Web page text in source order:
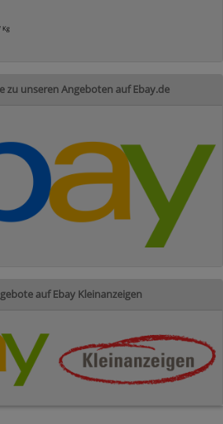
Kg
zu unseren Angeboten auf Ebay.de
auf Ebay Kleinanzeigen